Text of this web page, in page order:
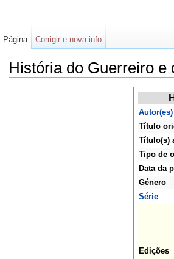
História do Guerreiro e
Autor(es)
Título
Título(s)
Tipo de
Data da
Género
Série
Edições
Página Corrigir e nova info